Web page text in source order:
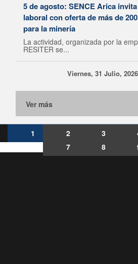
5 de agosto: SENCE Arica
laboral con oferta de más de
para la minería
La actividad, organizada por la
RESITER se...
Viernes, 31 Julio,
Ver más
1 2 3
7
8